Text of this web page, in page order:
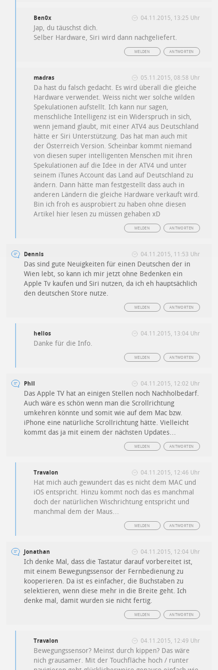
Ben0x 04.11.2015, 13:25 Uhr
Jap, du täuschst dich.
Selber Hardware, Siri wird dann nachgeliefert.
ANTWORTEN
MELDEN
madras 05.11.2015, 08:58 Uhr
Da hast du falsch gedacht. Es wird überall die gleiche
Hardware verwendet. Weiss nicht wer solche wilden
Spekulationen aufstellt. Ich kann nur sagen,
menschliche Intelligenz ist ein Widerspruch in sich,
wenn jemand glaubt, mit einer ATV4 aus Deutschland
hätte er Siri Unterstützung. Das hat man auch mit
der Österreich Version. Scheinbar kommt niemand
von diesen super intelligenten Menschen mit ihren
Spekulationen auf die Idee in der ATV4 und unter
seinem iTunes Account das Land auf Deutschland zu
ändern. Dann hätte man festgestellt dass auch in
anderen Ländern die gleiche Hardware verkauft wird.
Bin ich froh es ausprobiert zu haben ohne diesen
Artikel hier lesen zu müssen gehaben xD
ANTWORTEN
MELDEN
Dennis 04.11.2015, 11:53 Uhr
Das sind gute Neuigkeiten für einen Deutschen der in
Wien lebt, so kann ich mir jetzt ohne Bedenken ein
Apple Tv kaufen und Siri nutzen, da ich eh hauptsächlich
den deutschen Store nutze.
ANTWORTEN
MELDEN
helios 04.11.2015, 13:04 Uhr
Danke für die Info.
ANTWORTEN
MELDEN
Phil 04.11.2015, 12:02 Uhr
Das Apple TV hat an einigen Stellen noch Nachholbedarf.
Auch wäre es schön wenn man die Scrollrichtung
umkehren könnte und somit wie auf dem Mac bzw.
iPhone eine natürliche Scrollrichtung hätte. Vielleicht
kommt das ja mit einem der nächsten Updates…
ANTWORTEN
MELDEN
Travalon 04.11.2015, 12:46 Uhr
Hat mich auch gewundert das es nicht dem MAC und
iOS entspricht. Hinzu kommt noch das es manchmal
doch der natürlichen Wischrichtung entspricht und
manchmal dem der Maus…
ANTWORTEN
MELDEN
Jonathan 04.11.2015, 12:04 Uhr
Ich denke Mal, dass die Tastatur darauf vorbereitet ist,
mit einem Bewegungssensor der Fernbedienung zu
kooperieren. Da ist es einfacher, die Buchstaben zu
selektieren, wenn diese mehr in die Breite geht. Ich
denke mal, damit wurden sie nicht fertig.
ANTWORTEN
MELDEN
Travalon 04.11.2015, 12:49 Uhr
Bewegungssensor? Meinst durch kippen? Das wäre
nich grausamer. Mit der Touchfläche hoch / runter